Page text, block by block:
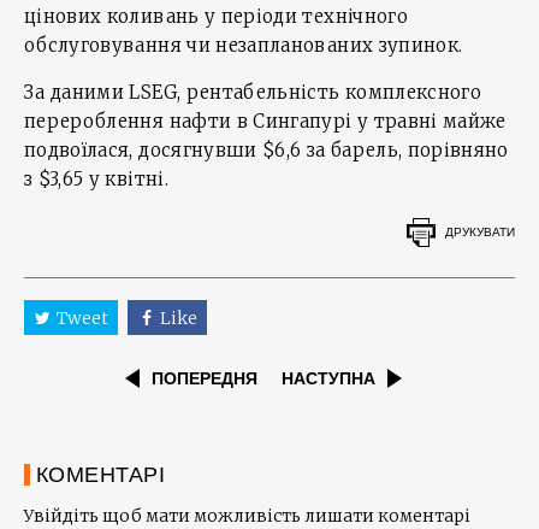
цінових коливань у періоди технічного
обслуговування чи незапланованих зупинок.
За даними LSEG, рентабельність комплексного
перероблення нафти в Сингапурі у травні майже
подвоїлася, досягнувши $6,6 за барель, порівняно
з $3,65 у квітні.
ДРУКУВАТИ
Tweet Like
ПОПЕРЕДНЯ НАСТУПНА
КОМЕНТАРІ
Увійдіть щоб мати можливість лишати коментарі